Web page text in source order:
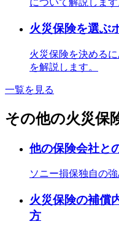
について解説します
火災保険を選ぶ
火災保険を決める
を解説します。
一覧を見る
その他の火災保
他の保険会社と
ソニー損保独自の
火災保険の補償
方